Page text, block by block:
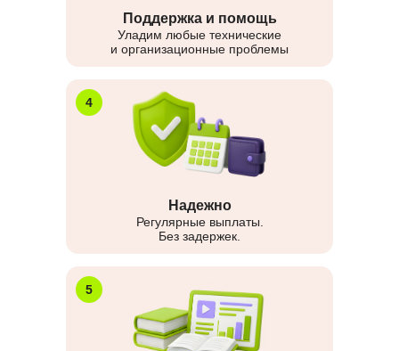
Поддержка и помощь
Уладим любые технические
и организационные проблемы
4
Надежно
Регулярные выплаты.
Без задержек.
5